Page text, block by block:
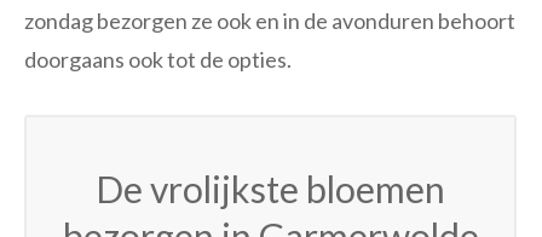
zondag bezorgen ze ook en in de avonduren behoort
doorgaans ook tot de opties.
De vrolijkste bloemen